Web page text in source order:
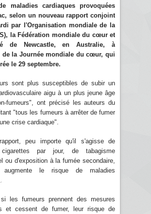
maladies cardiaques provoquées
selon un nouveau rapport conjoint
par l'Organisation mondiale de la
la Fédération mondiale du cœur et
de Newcastle, en Australie, à
de la Journée mondiale du cœur, qui
le 29 septembre.
sont plus susceptibles de subir un
aigu à un plus jeune âge
fumeurs", ont précisé les auteurs du
"tous les fumeurs à arrêter de fumer
crise cardiaque".
peu importe qu'il s'agisse de
cigarettes par jour, de tabagisme
ou d'exposition à la fumée secondaire,
le risque de maladies
les fumeurs prennent des mesures
et cessent de fumer, leur risque de